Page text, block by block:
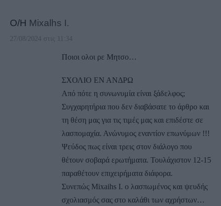
Ο/Η Mixalhs I.
27/08/2024 στις 11:34
Ποιοι ολοι ρε Μητσο…
ΣΧΟΛΙΟ ΕΝ ΑΝΔΡΩ
Από πότε η συνωνυμία είναι ξάδελφος;
Συγχαρητήρια που δεν διαβάσατε το άρθρο και
τη θέση μας για τις τιμές μας και επιδέστε σε
λασπομαχία. Ανώνυμος εναντίον επωνύμων !!!
Ψεύδος πως είναι τρεις στον διάλογο που
θέτουν σοβαρά ερωτήματα. Τουλάχιστον 12-15
παραθέτουν επιχειρήματα διάφορα.
Συνεπώς Mixaihs I. ο λασπωμένος και ψευδής
σχολιασμός σας στο καλάθι των αχρήστων…